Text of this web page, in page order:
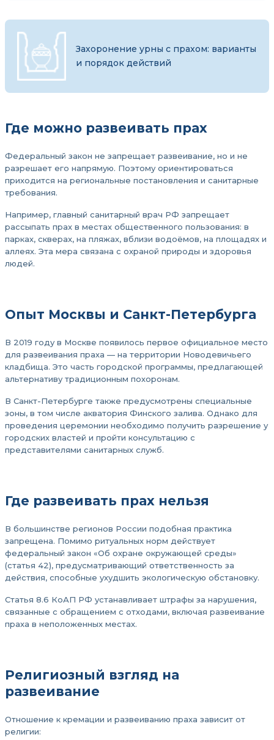
Захоронение урны с прахом: варианты
и порядок действий
Где можно развеивать прах
Федеральный закон не запрещает развеивание, но и не
разрешает его напрямую. Поэтому ориентироваться
приходится на региональные постановления и санитарные
требования.
Например, главный санитарный врач РФ запрещает
рассыпать прах в местах общественного пользования: в
парках, скверах, на пляжах, вблизи водоёмов, на площадях и
аллеях. Эта мера связана с охраной природы и здоровья
людей.
Опыт Москвы и Санкт-Петербурга
В 2019 году в Москве появилось первое официальное место
для развеивания праха — на территории Новодевичьего
кладбища. Это часть городской программы, предлагающей
альтернативу традиционным похоронам.
В Санкт-Петербурге также предусмотрены специальные
зоны, в том числе акватория Финского залива. Однако для
проведения церемонии необходимо получить разрешение у
городских властей и пройти консультацию с
представителями санитарных служб.
Где развеивать прах нельзя
В большинстве регионов России подобная практика
запрещена. Помимо ритуальных норм действует
федеральный закон «Об охране окружающей среды»
(статья 42), предусматривающий ответственность за
действия, способные ухудшить экологическую обстановку.
Статья 8.6 КоАП РФ устанавливает штрафы за нарушения,
связанные с обращением с отходами, включая развеивание
праха в неположенных местах.
Религиозный взгляд на
развеивание
Отношение к кремации и развеиванию праха зависит от
религии: